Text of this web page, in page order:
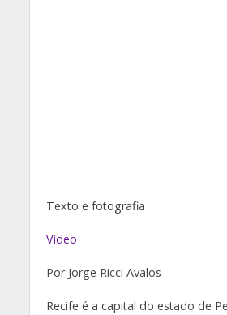
Texto e fotografia
Video
Por Jorge Ricci Avalos
Recife é a capital do estado de